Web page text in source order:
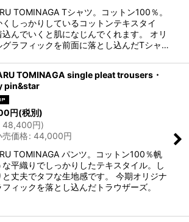
TOMINAGA Tシャツ。コットン100％。
くしっかりしているコットンテキスタイ
込んでいくと肌になじんでくれます。 オリ
グラフィックを前面に落とし込んだTシャ…
TOMINAGA single pleat trousers・
pin&star
円(税別)
48,400円)
売価格: 44,000円
TOMINAGA パンツ。コットン100％帆
な平織りでしっかりしたテキスタイル。し
と丈夫でタフな生地感です。 今期オリジナ
フィックを落とし込んだトラウザーズ。